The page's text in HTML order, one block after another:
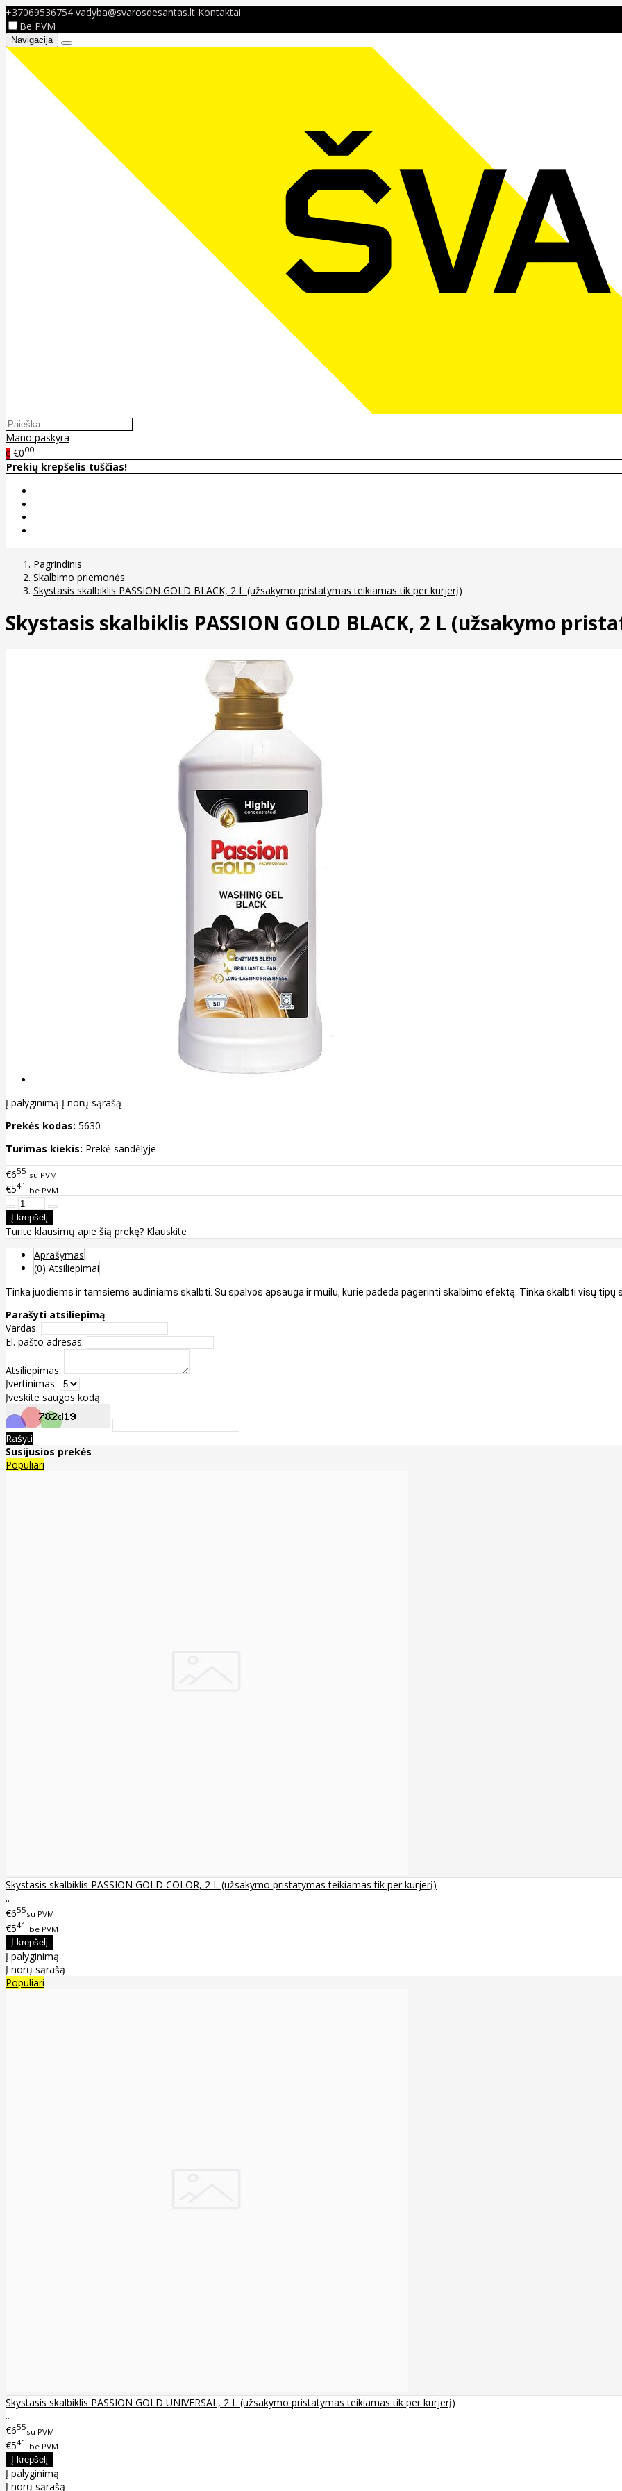
+37069536754 vadyba@svarosdesantas.lt Kontaktai
Be PVM
Navigacija
Mano paskyra
0 €000
Prekių krepšelis tuščias!
Pagrindinis
Skalbimo priemonės
Skystasis skalbiklis PASSION GOLD BLACK, 2 L (užsakymo pristatymas teikiamas tik per kurjerį)
Skystasis skalbiklis PASSION GOLD BLACK, 2 L (užsakymo
Į palyginimą Į norų sąrašą
Prekės kodas: 5630
Turimas kiekis: Prekė sandėlyje
€655 su PVM
€541 be PVM
Turite klausimų apie šią prekę? Klauskite
Aprašymas
(0) Atsiliepimai
Tinka juodiems ir tamsiems audiniams skalbti. Su spalvos apsauga ir muilu, kurie padeda pagerinti skalbimo efektą. Tinka skalbti visų tipų
Parašyti atsiliepimą
Vardas:
El. pašto adresas:
Atsiliepimas:
Įvertinimas:
Įveskite saugos kodą:
Rašyti
Susijusios prekės
Populiari
Skystasis skalbiklis PASSION GOLD COLOR, 2 L (užsakymo pristatymas teikiamas tik per kurjerį)
..
€655su PVM
€541 be PVM
Į palyginimą
Į norų sąrašą
Populiari
Skystasis skalbiklis PASSION GOLD UNIVERSAL, 2 L (užsakymo pristatymas teikiamas tik per kurjerį)
..
€655su PVM
€541 be PVM
Į palyginimą
Į norų sąrašą